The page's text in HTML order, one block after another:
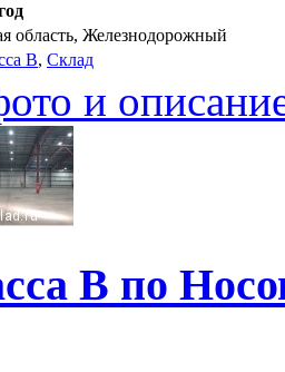
область, Железнодорожный
B, Склад
и
В по